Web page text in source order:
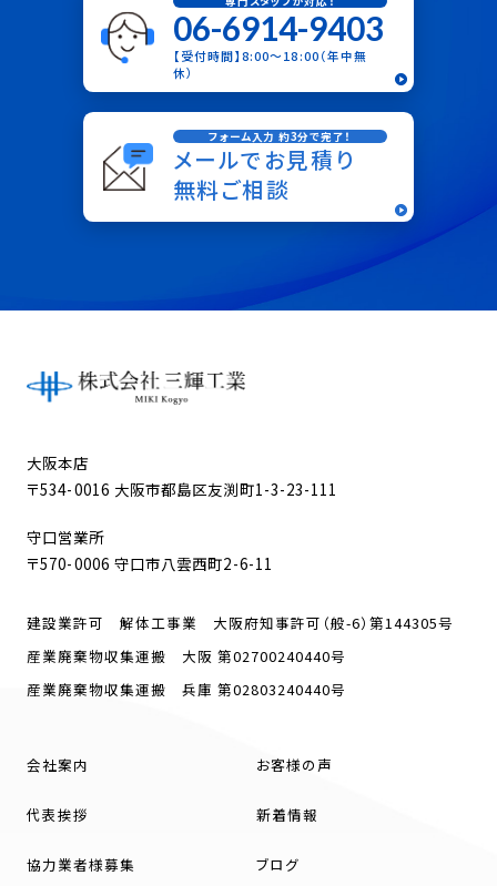
06-6914-9403
【受付時間】8:00〜18:00（年中無
休）
フォーム入力 約3分で完了！
メールでお見積り
無料ご相談
大阪本店
〒534-0016 大阪市都島区友渕町1-3-23-111
守口営業所
〒570-0006 守口市八雲西町2-6-11
建設業許可 解体工事業 大阪府知事許可（般-6）第144305号
産業廃棄物収集運搬 大阪 第02700240440号
産業廃棄物収集運搬 兵庫 第02803240440号
会社案内
代表挨拶
協力業者様募集
お客様の声
新着情報
ブログ